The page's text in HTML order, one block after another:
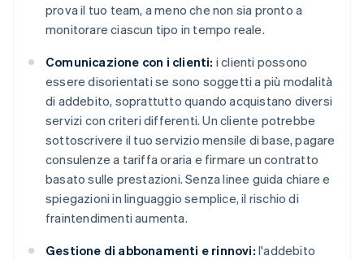
prova il tuo team, a meno che non sia pronto a
monitorare ciascun tipo in tempo reale.
Comunicazione con i clienti: i clienti possono
essere disorientati se sono soggetti a più modalità
di addebito, soprattutto quando acquistano diversi
servizi con criteri differenti. Un cliente potrebbe
sottoscrivere il tuo servizio mensile di base, pagare
consulenze a tariffa oraria e firmare un contratto
basato sulle prestazioni. Senza linee guida chiare e
spiegazioni in linguaggio semplice, il rischio di
fraintendimenti aumenta.
Gestione di abbonamenti e rinnovi: l'addebito